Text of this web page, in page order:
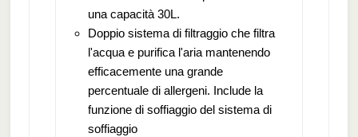
una capacità 30L.
Doppio sistema di filtraggio che filtra
l'acqua e purifica l'aria mantenendo
efficacemente una grande
percentuale di allergeni. Include la
funzione di soffiaggio del sistema di
soffiaggio